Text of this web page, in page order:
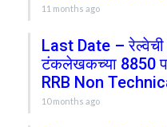
11 months ago
Last Date – रेल्वेची
टंकलेखकच्या 8850
RRB Non
10 months ago